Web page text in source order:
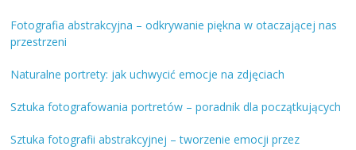
Fotografia abstrakcyjna – odkrywanie piękna w otaczającej nas
przestrzeni
Naturalne portrety: jak uchwycić emocje na zdjęciach
Sztuka fotografowania portretów – poradnik dla początkujących
Sztuka fotografii abstrakcyjnej – tworzenie emocji przez